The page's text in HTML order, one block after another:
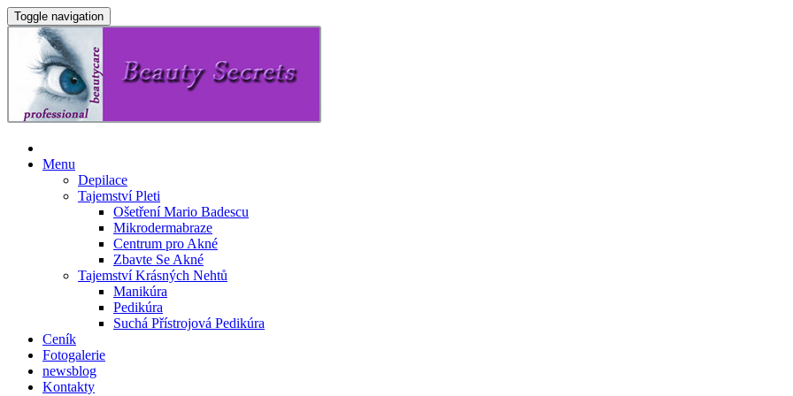
Toggle navigation
Menu
Depilace
Tajemství Pleti
Ošetření Mario Badescu
Mikrodermabraze
Centrum pro Akné
Zbavte Se Akné
Tajemství Krásných Nehtů
Manikúra
Pedikúra
Suchá Přístrojová Pedikúra
Ceník
Fotogalerie
newsblog
Kontakty